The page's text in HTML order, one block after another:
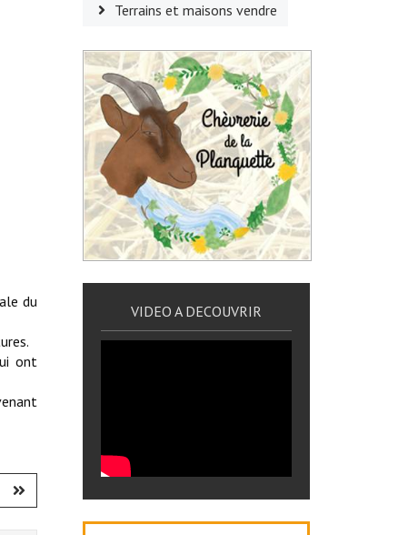
du
ont
Terrains et maisons vendre
VIDEO A DECOUVRIR